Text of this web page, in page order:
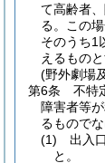
て高齢者
る。
この
そのうち1
えるものと
(野外劇場
第6条
不特
障害者等
るもので
(1)
出入
と。